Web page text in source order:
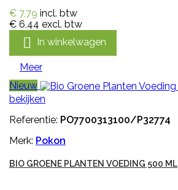
€ 7,79 incl. btw
€ 6,44 excl. btw
 In winkelwagen
Meer
Nieuw
bekijken
Referentie: PO7700313100/P32774
Merk: Pokon
BIO GROENE PLANTEN VOEDING 500 ML